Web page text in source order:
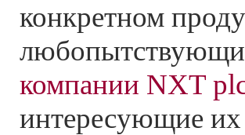
конкретном
компании NXT
интересующие